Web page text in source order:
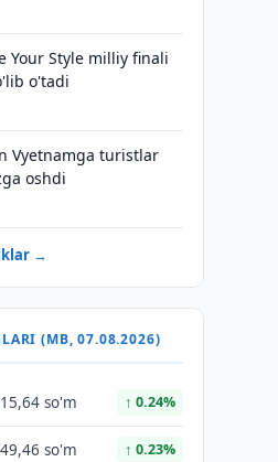
Your Style milliy finali
o'tadi
Vyetnamga turistlar
oshdi
→
(MB, 07.08.2026)
so'm ↑ 0.24%
so'm ↑ 0.23%